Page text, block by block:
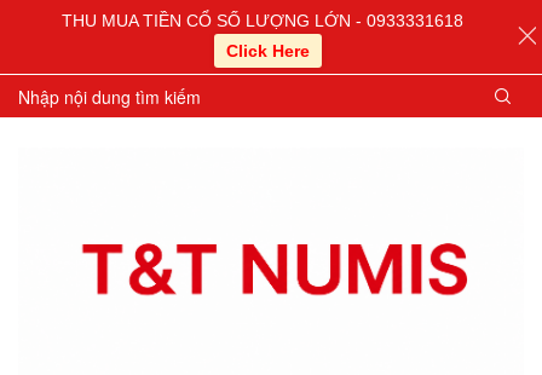
THU MUA TIỀN CỔ SỐ LƯỢNG LỚN - 0933331618
Click Here